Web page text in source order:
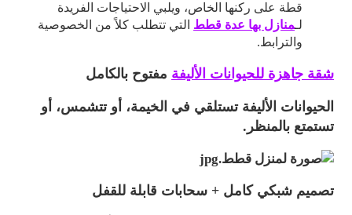
قطة على ركنها الخاص، ويلبي الاحتياجات الفريدة
لـمنازل بها عدة قطط التي تتطلب كلاً من الخصوصية
والترابط.
شقة جاهزة للحيوانات الأليفة مفتوح بالكامل
الحيوانات الأليفة تستلقي في الخيمة، أو تتشمس، أو
تستمتع بالمنظر.
تصميم شبكي كامل + سحابات قابلة للقفل